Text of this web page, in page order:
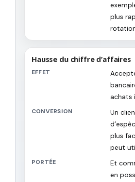
plus
Hausse du chiffre d’affaires
EFFET
achats
CONVERSION
Un
plus
peut
PORTÉE
Et
en